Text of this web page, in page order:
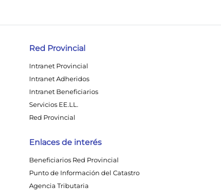
Red Provincial
Intranet Provincial
Intranet Adheridos
Intranet Beneficiarios
Servicios EE.LL.
Red Provincial
Enlaces de interés
Beneficiarios Red Provincial
Punto de Información del Catastro
Agencia Tributaria